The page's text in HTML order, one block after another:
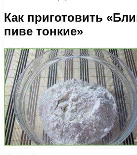
Как приготовить
пиве тонкие»